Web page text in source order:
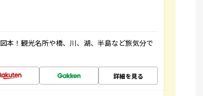
本！観光名所や橋、川、湖、半島など旅気分で
詳細を見る